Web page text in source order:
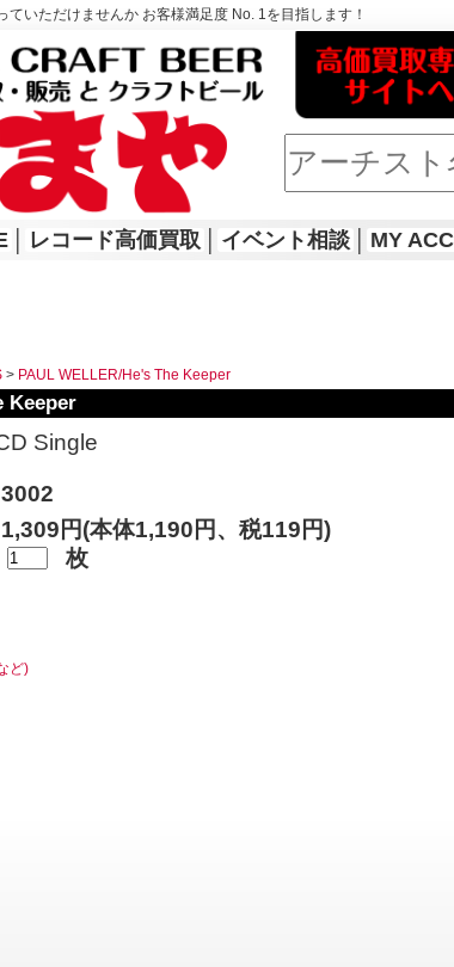
いただけませんか お客様満足度 No. 1を目指します！
レコード高価買取 イベント相談 MY
> PAUL WELLER/He's The Keeper
Keeper
Single
3002
1,309円(本体1,190円、税119円)
枚
ど)